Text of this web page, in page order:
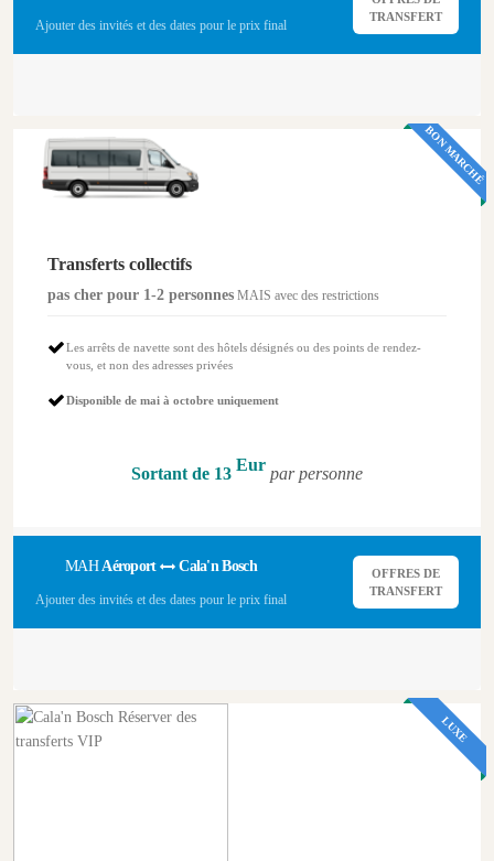
Ajouter des invités et des dates pour le prix final
TRANSFERT
BON MARCHÉ
Transferts collectifs
pas cher pour 1-2 personnes MAIS avec des restrictions
Les arrêts de navette sont des hôtels désignés ou des points de rendez-
vous, et non des adresses privées
Disponible de mai à octobre uniquement
Sortant de 13 Eur par personne
MAH Aéroport Cala'n Bosch
Ajouter des invités et des dates pour le prix final
OFFRES DE
TRANSFERT
LUXE